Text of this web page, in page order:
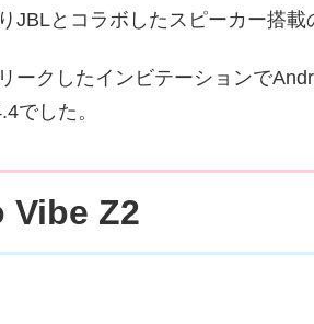
JBLとコラボしたスピーカー搭
ークしたインビテーションで
でした。
Vibe Z2